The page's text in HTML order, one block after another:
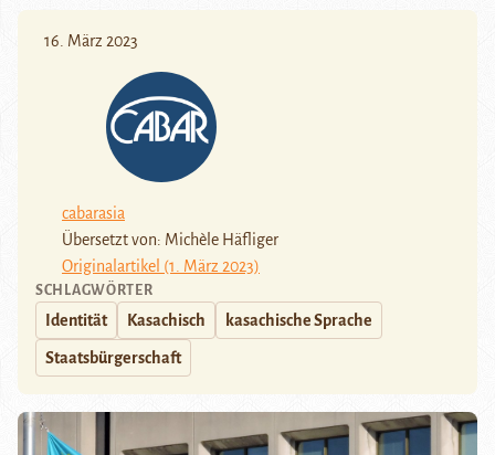
16. März 2023
cabarasia
Übersetzt von: Michèle Häfliger
Originalartikel (1. März 2023)
SCHLAGWÖRTER
Identität Kasachisch kasachische Sprache
Staatsbürgerschaft